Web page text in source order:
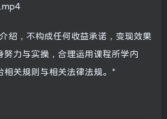
绍，不构成任何收益承诺，变现效果
努力与实操，合理运用课程所学内
相关规则与相关法律法规。*